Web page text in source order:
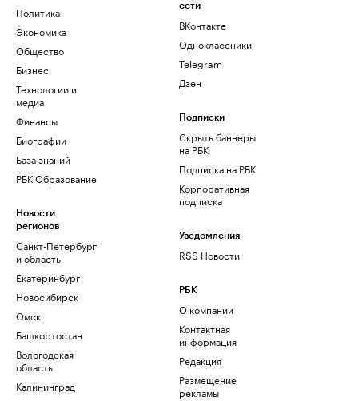
Политика
Экономика
Общество
Бизнес
Технологии и
медиа
Финансы
Биографии
База знаний
РБК Образование
Новости
регионов
Санкт-Петербург
и область
Екатеринбург
Новосибирск
Омск
Башкортостан
Вологодская
область
Калининград
сети
ВКонтакте
Одноклассники
Telegram
Дзен
Подписки
Скрыть баннеры
на РБК
Подписка на РБК
Корпоративная
подписка
Уведомления
RSS Новости
РБК
О компании
Контактная
информация
Редакция
Размещение
рекламы